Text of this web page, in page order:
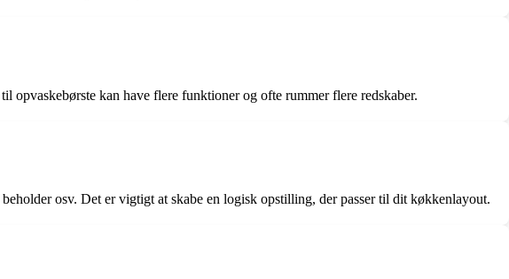
opvaskebørste kan have flere funktioner og ofte rummer flere redskaber.
osv. Det er vigtigt at skabe en logisk opstilling, der passer til dit køkkenlayout.